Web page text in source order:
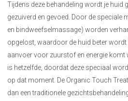
Tijdens deze behandeling wordt je huid
gezuiverd en gevoed. Door de speciale
en bindweefselmassage) worden
opgelost, waardoor de huid beter
aanvoer voor zuurstof en energie komt
is hetzelfde, doordat deze speciaal
op dat moment. De Organic Touch
dan een traditionele